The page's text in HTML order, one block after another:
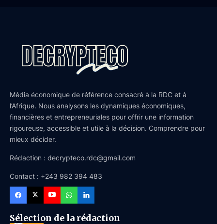
Média économique de référence consacré à la RDC et à
l’Afrique. Nous analysons les dynamiques économiques,
financières et entrepreneuriales pour offrir une information
rigoureuse, accessible et utile à la décision. Comprendre pour
mieux décider.
Rédaction : decrypteco.rdc@gmail.com
Contact : +243 982 394 483
Sélection de la rédaction